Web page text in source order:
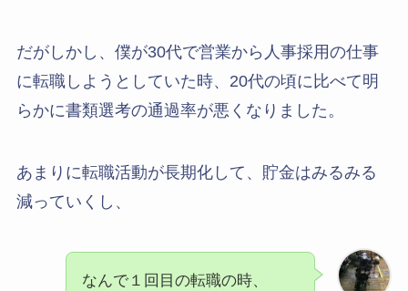
だがしかし、僕が30代で営業から人事採用の仕事
に転職しようとしていた時、20代の頃に比べて明
らかに書類選考の通過率が悪くなりました。
あまりに転職活動が長期化して、貯金はみるみる
減っていくし、
なんで１回目の転職の時、